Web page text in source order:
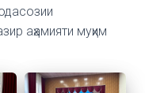
аҳамияти муҳим